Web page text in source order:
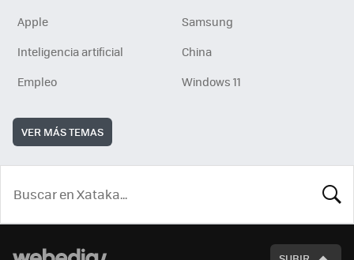
Apple
Samsung
Inteligencia artificial
China
Empleo
Windows 11
VER MÁS TEMAS